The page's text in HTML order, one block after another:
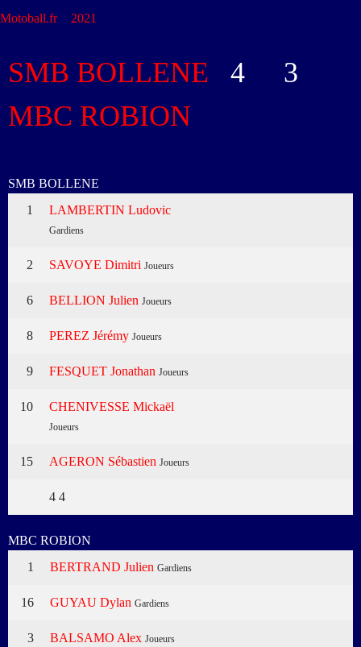
Motoball.fr> 2021
SMB BOLLENE 4
3
MBC ROBION
SMB BOLLENE
1
LAMBERTIN Ludovic
Gardiens
2 SAVOYE Dimitri Joueurs
6 BELLION Julien Joueurs
8 PEREZ Jérémy Joueurs
9 FESQUET Jonathan Joueurs
10 CHENIVESSE Mickaël
Joueurs
15 AGERON Sébastien Joueurs
4 4
MBC ROBION
1
BERTRAND Julien Gardiens
16 GUYAU Dylan Gardiens
3 BALSAMO Alex Joueurs